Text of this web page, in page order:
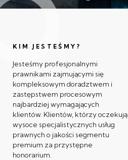
KIM JESTEŚMY?
Jesteśmy profesjonalnymi
prawnikami zajmującymi się
kompleksowym doradztwem i
zastępstwem procesowym
najbardziej wymagających
klientów. Klientów, którzy oczekują
wysoce specjalistycznych usług
prawnych o jakości segmentu
premium za przystępne
honorarium.